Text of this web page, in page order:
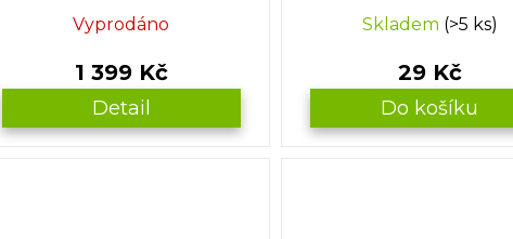
Vyprodáno
1 399 Kč
Detail
Skladem (>5 ks)
29 Kč
Do košíku